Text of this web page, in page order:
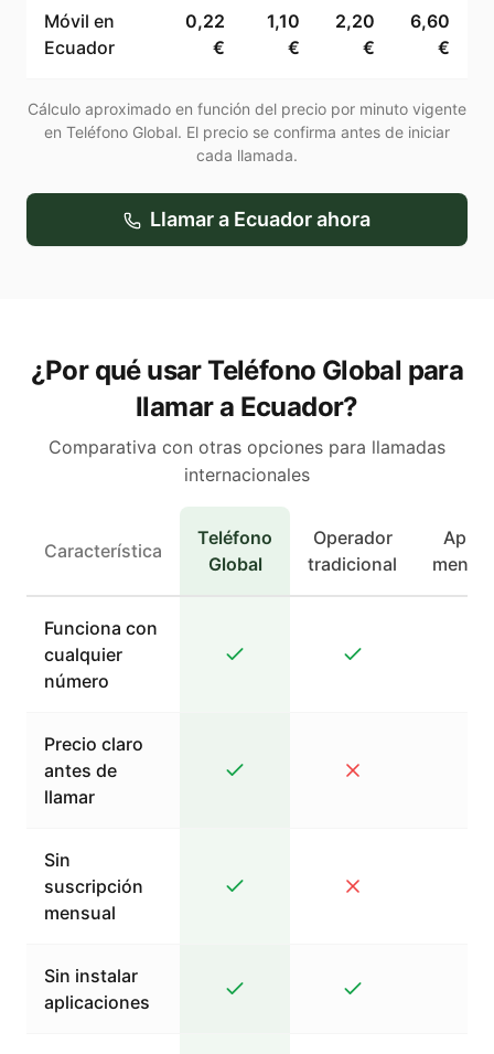
Móvil en
Ecuador
0,22
€
1,10
€
2,20
€
6,60
€
Cálculo aproximado en función del precio por minuto vigente
en Teléfono Global. El precio se confirma antes de iniciar
cada llamada.
Llamar a Ecuadorahora
¿Por qué usar Teléfono Global para
llamar a Ecuador?
Comparativa con otras opciones para llamadas
internacionales
Característica
Teléfono
Global
Operador
tradicional
Apps
Funciona con
cualquier
número
Precio claro
antes de
llamar
Sin
suscripción
mensual
Sin instalar
aplicaciones